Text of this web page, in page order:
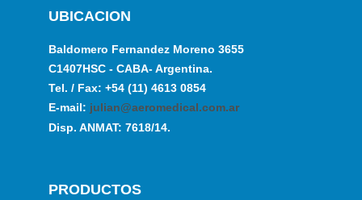
UBICACION
Baldomero Fernandez Moreno 3655
C1407HSC - CABA- Argentina.
Tel. / Fax: +54 (11) 4613 0854
E-mail: julian@aeromedical.com.ar
Disp. ANMAT: 7618/14.
PRODUCTOS